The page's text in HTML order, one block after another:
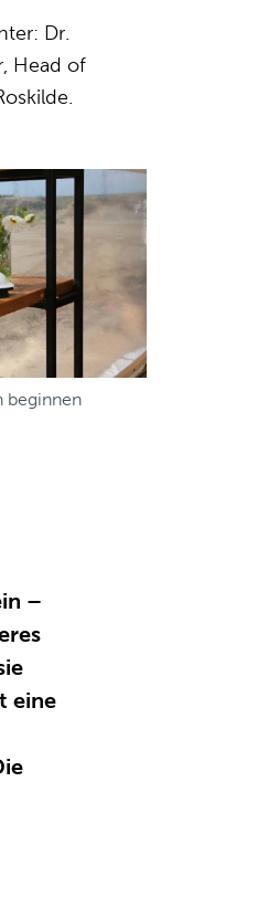
Dr.
Head of
beginnen
–
eine